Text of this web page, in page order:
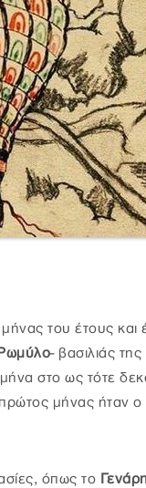
του έτους και
Ρωμύλο- βασιλιάς
στο ως τότε
μήνας ήταν ο
όπως το